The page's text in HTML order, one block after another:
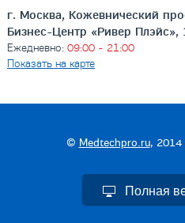
г. Москва, Кожевнический
Бизнес-Центр «Ривер Плэйс»,
Ежедневно: 09:00 - 21:00
Показать на карте
© Medtechpro.ru,
Полная